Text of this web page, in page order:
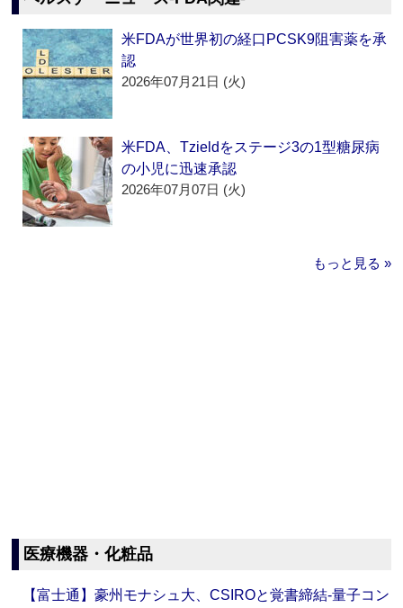
米FDAが世界初の経口PCSK9阻害薬を承
認
2026年07月21日 (火)
米FDA、Tzieldをステージ3の1型糖尿病
の小児に迅速承認
2026年07月07日 (火)
もっと見る »
医療機器・化粧品
【富士通】豪州モナシュ大、CSIROと覚書締結‐量子コン